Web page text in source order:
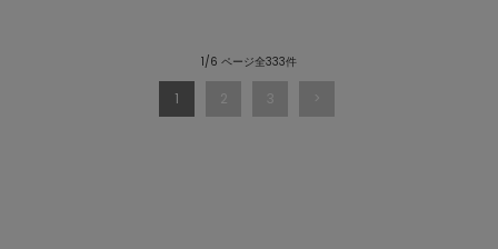
1/6 ページ全333件
1 2 3